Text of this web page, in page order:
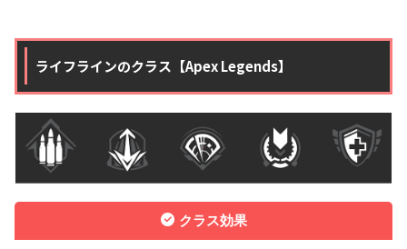
ライフラインのクラス【Apex Legends】
クラス効果